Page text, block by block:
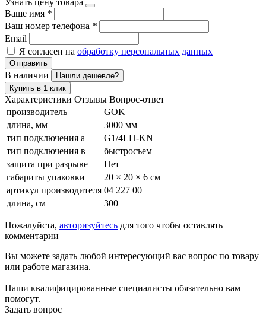
Ваше имя *
Ваш номер телефона *
Email
Я согласен на обработку персональных данных
Отправить
В наличии
Нашли дешевле?
Купить в 1 клик
Характеристики Отзывы Вопрос-ответ
производитель
GOK
длина, мм
3000 мм
тип подключения а
G1/4LH-KN
тип подключения в
быстросъем
защита при разрыве
Нет
габариты упаковки
20 × 20 × 6 см
артикул производителя 04 227 00
длина, см
300
Пожалуйста, авторизуйтесь для того чтобы оставлять
комментарии
Вы можете задать любой интересующий вас вопрос по товару
или работе магазина.
Наши квалифицированные специалисты обязательно вам
помогут.
Задать вопрос